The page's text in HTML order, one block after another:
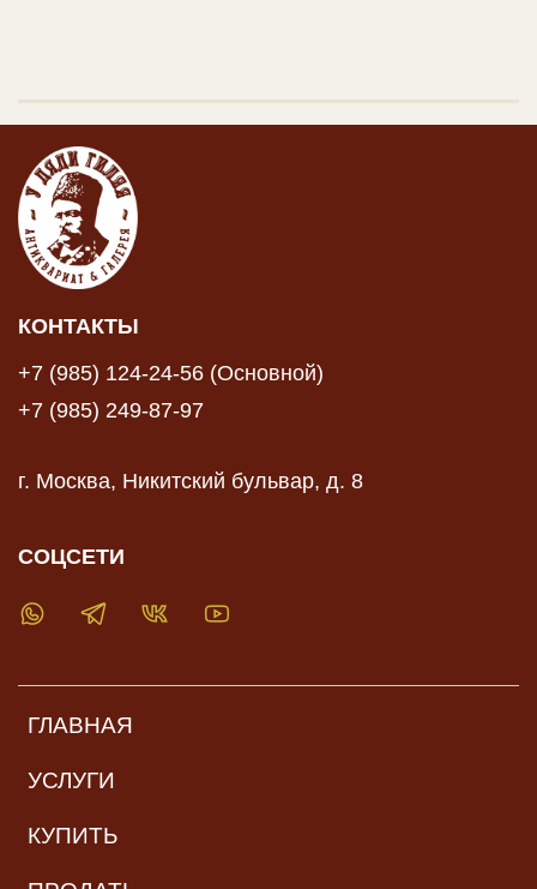
ГЛАВНАЯ
УСЛУГИ
КУПИТЬ
КОНТАКТЫ
+7 (985) 124-24-56 (Основной)
+7 (985) 249-87-97
г. Москва, Никитский бульвар, д. 8
СОЦСЕТИ